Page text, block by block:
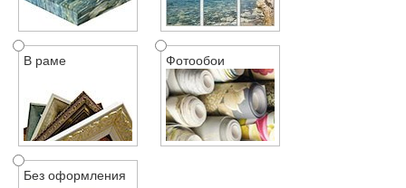
В раме Фотообои
Без оформления